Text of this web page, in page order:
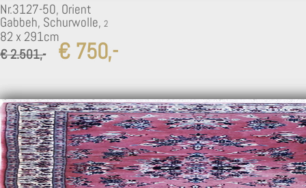
Nr.3127-50, Orient
Gabbeh, Schurwolle,
82 x 291cm
€ 2.501,-
€ 750,-